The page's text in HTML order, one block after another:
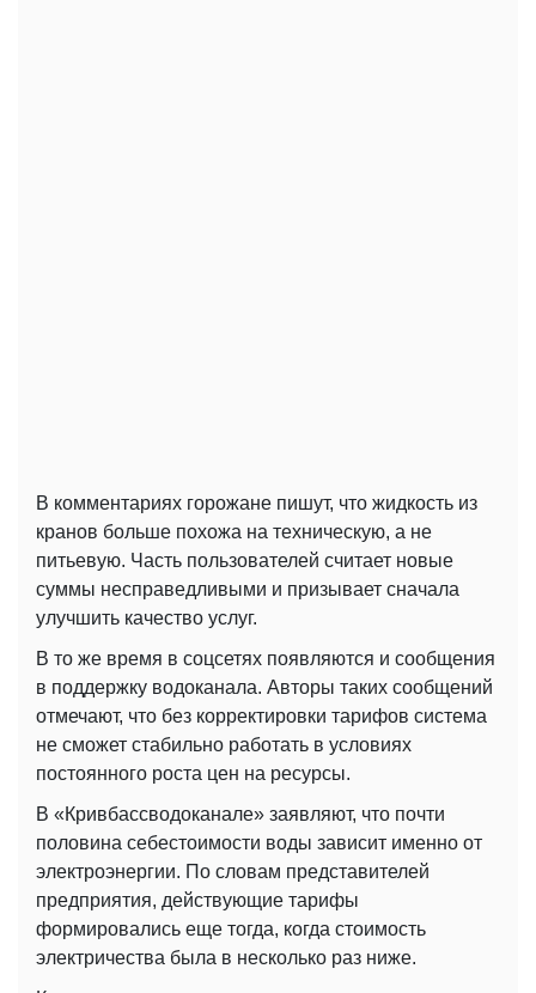
В комментариях горожане пишут, что жидкость из
кранов больше похожа на техническую, а не
питьевую. Часть пользователей считает новые
суммы несправедливыми и призывает сначала
улучшить качество услуг.
В то же время в соцсетях появляются и сообщения
в поддержку водоканала. Авторы таких сообщений
отмечают, что без корректировки тарифов система
не сможет стабильно работать в условиях
постоянного роста цен на ресурсы.
В «Кривбассводоканале» заявляют, что почти
половина себестоимости воды зависит именно от
электроэнергии. По словам представителей
предприятия, действующие тарифы
формировались еще тогда, когда стоимость
электричества была в несколько раз ниже.